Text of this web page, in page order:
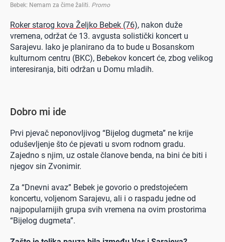
Bebek: Nemam za čime žaliti. Promo
Roker starog kova Željko Bebek (76), nakon duže
vremena, održat će 13. avgusta solistički koncert u
Sarajevu. Iako je planirano da to bude u Bosanskom
kulturnom centru (BKC), Bebekov koncert će, zbog velikog
interesiranja, biti održan u Domu mladih.
Dobro mi ide
Prvi pjevač neponovljivog “Bijelog dugmeta” ne krije
oduševljenje što će pjevati u svom rodnom gradu.
Zajedno s njim, uz ostale članove benda, na bini će biti i
njegov sin Zvonimir.
Za “Dnevni avaz” Bebek je govorio o predstojećem
koncertu, voljenom Sarajevu, ali i o raspadu jedne od
najpopularnijih grupa svih vremena na ovim prostorima
“Bijelog dugmeta”.